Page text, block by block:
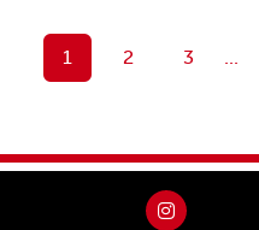
1 2 3 ...